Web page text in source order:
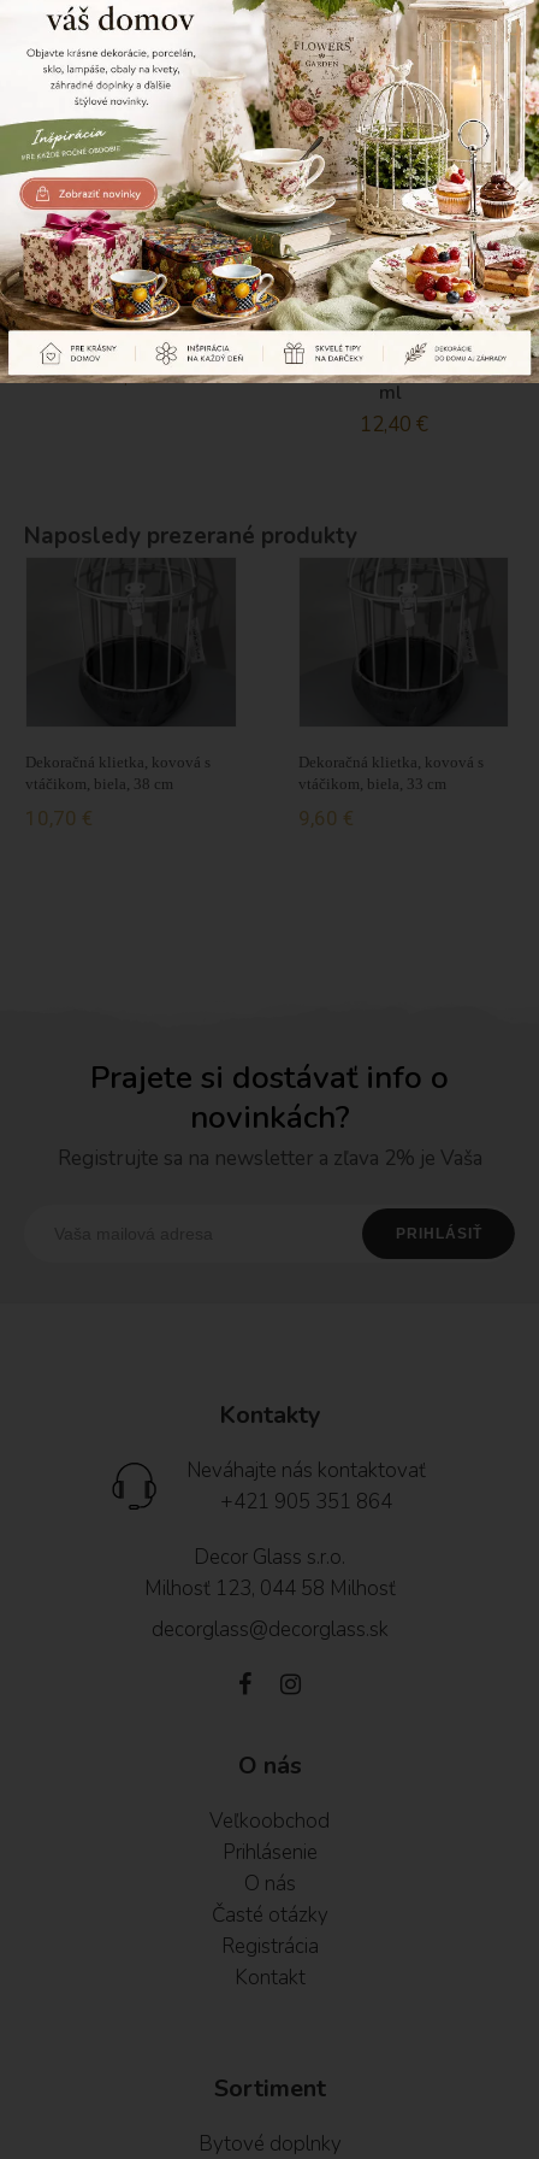
Dekorácia, sušina,
strieborná
9,40 €
Hrnček so
zaparovačom,
LINNEA, farebný, 430
ml
12,40 €
Naposledy prezerané produkty
Dekoračná klietka, kovová s
vtáčikom, biela, 38 cm
10,70 €
Dekoračná klietka, kovová s
vtáčikom, biela, 33 cm
9,60 €
Prajete si dostávať info o
novinkách?
Registrujte sa na newsletter a zľava 2% je Vaša
Kontakty
Neváhajte nás kontaktovať
+421 905 351 864
Decor Glass s.r.o.
Milhosť 123, 044 58 Milhosť
decorglass@decorglass.sk
O nás
Veľkoobchod
Prihlásenie
O nás
Časté otázky
Registrácia
Kontakt
Sortiment
Bytové doplnky